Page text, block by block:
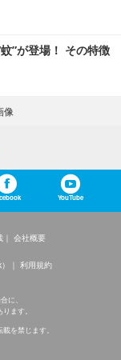
”が登場！ その特徴
像
YouTube
会社概要
利用規約
に、
ます。
を禁じます。